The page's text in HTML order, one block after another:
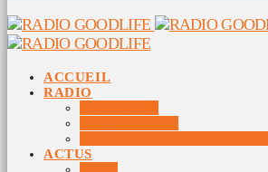
ACCUEIL
RADIO
ACTUS